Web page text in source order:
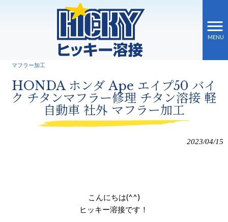
MENU
ヒッキー溶接 HOME
> ブログ
>
HONDA ホンダ Ape エイプ50 バイク チタンマフラー修理 チタン溶接 軽自動車 社外
マフラー加工
HONDA ホンダ Ape エイプ50 バイ
ク チタンマフラー修理 チタン溶接 軽
自動車 社外 マフラー加工
2023/04/15
こんにちは(^^)
ヒッキー溶接です！